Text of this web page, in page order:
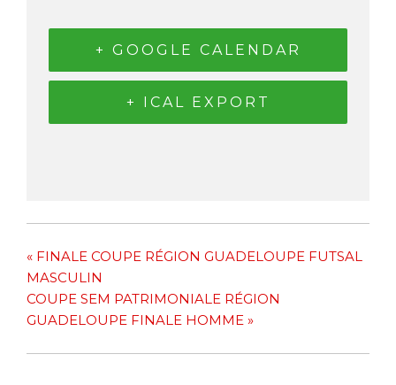
+ GOOGLE CALENDAR
+ ICAL EXPORT
« FINALE COUPE RÉGION GUADELOUPE FUTSAL
MASCULIN
COUPE SEM PATRIMONIALE RÉGION
GUADELOUPE FINALE HOMME »